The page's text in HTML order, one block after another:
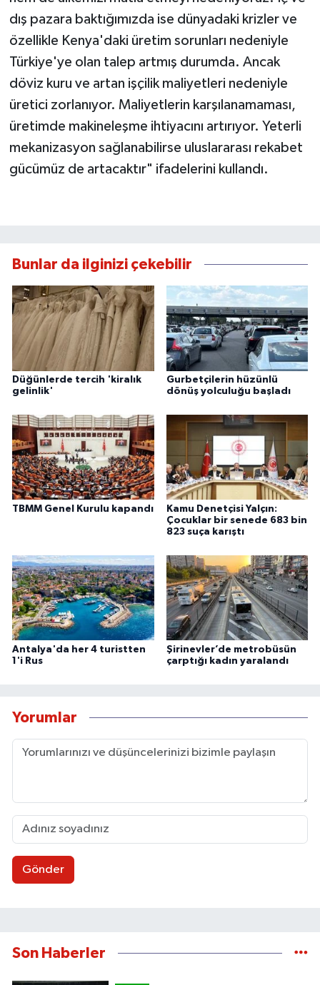
dış pazara baktığımızda ise dünyadaki krizler ve
özellikle Kenya'daki üretim sorunları nedeniyle
Türkiye'ye olan talep artmış durumda. Ancak
döviz kuru ve artan işçilik maliyetleri nedeniyle
üretici zorlanıyor. Maliyetlerin karşılanamaması,
üretimde makineleşme ihtiyacını artırıyor. Yeterli
mekanizasyon sağlanabilirse uluslararası rekabet
gücümüz de artacaktır" ifadelerini kullandı.
Bunlar da ilginizi çekebilir
Düğünlerde tercih 'kiralık
gelinlik'
Gurbetçilerin hüzünlü
dönüş yolculuğu başladı
TBMM Genel Kurulu kapandı
Kamu Denetçisi Yalçın:
Çocuklar bir senede 683 bin
823 suça karıştı
Antalya'da her 4 turistten
1'i Rus
Şirinevler’de metrobüsün
çarptığı kadın yaralandı
Yorumlar
Gönder
Son Haberler